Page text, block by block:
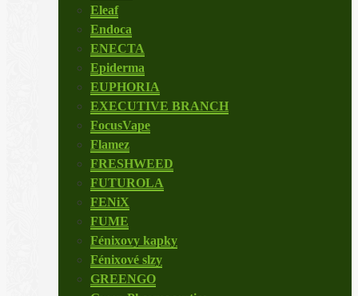
Eleaf
Endoca
ENECTA
Epiderma
EUPHORIA
EXECUTIVE BRANCH
FocusVape
Flamez
FRESHWEED
FUTUROLA
FENiX
FUME
Fénixovy kapky
Fénixové slzy
GREENGO